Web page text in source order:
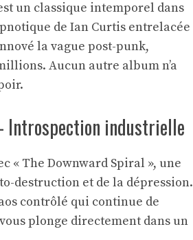
un classique intemporel dans
de Ian Curtis entrelacée
la vague post-punk,
Aucun autre album n’a
Introspection industrielle
« The Downward Spiral », une
destruction et de la dépression.
contrôlé qui continue de
plonge directement dans un